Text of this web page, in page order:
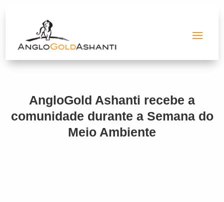
AngloGold Ashanti recebe a
comunidade durante a Semana do
Meio Ambiente